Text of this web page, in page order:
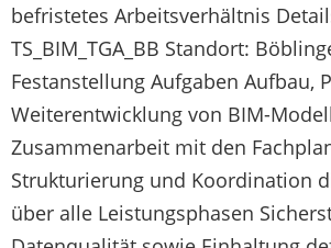
befristetes Arbeitsverhältnis
TS_BIM_TGA_BB Standort:
Festanstellung Aufgaben Aufbau,
Weiterentwicklung von BIM-
Zusammenarbeit mit den
Strukturierung und Koordination
über alle Leistungsphasen